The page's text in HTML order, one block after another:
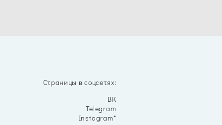
Страницы в соцсетях:
ВК
Telegram
Instagram*